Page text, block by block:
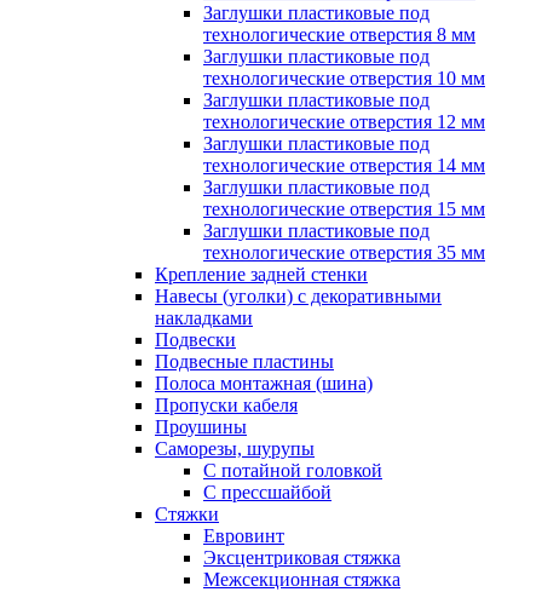
Заглушки пластиковые под
технологические отверстия 8 мм
Заглушки пластиковые под
технологические отверстия 10 мм
Заглушки пластиковые под
технологические отверстия 12 мм
Заглушки пластиковые под
технологические отверстия 14 мм
Заглушки пластиковые под
технологические отверстия 15 мм
Заглушки пластиковые под
технологические отверстия 35 мм
Крепление задней стенки
Навесы (уголки) с декоративными
накладками
Подвески
Подвесные пластины
Полоса монтажная (шина)
Пропуски кабеля
Проушины
Саморезы, шурупы
С потайной головкой
С прессшайбой
Стяжки
Евровинт
Эксцентриковая стяжка
Межсекционная стяжка